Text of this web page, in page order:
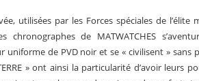
utilisées par les Forces spéciales de
chronographes de MATWATCHES
de PVD noir et se « civilisent »
» ont ainsi la particularité d’avoir leurs